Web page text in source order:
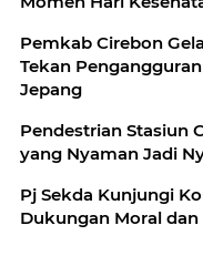
Pemkab Cirebon
Tekan
Pendestrian Stasiun
yang Nyaman Jadi
Pj Sekda Kunjungi
Dukungan Moral